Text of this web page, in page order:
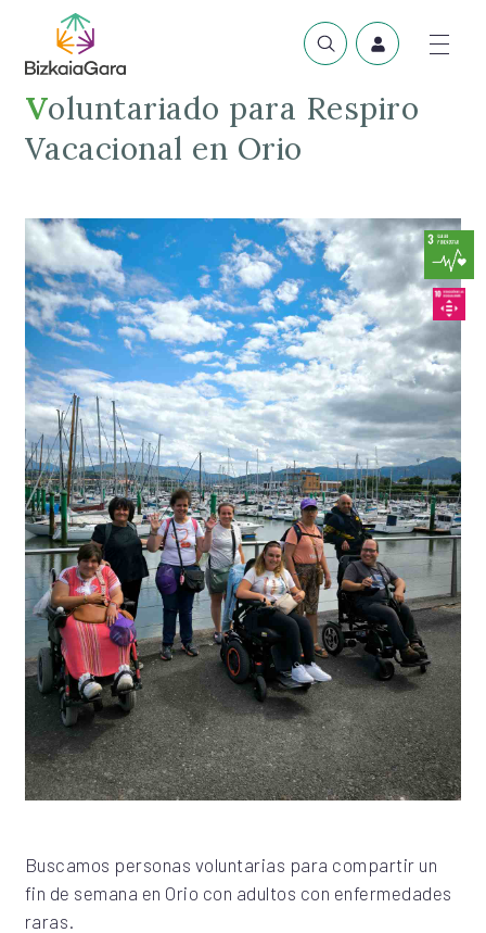
Voluntariado para Respiro
Vacacional en Orio
Buscamos personas voluntarias para compartir un
fin de semana en Orio con adultos con enfermedades
raras.